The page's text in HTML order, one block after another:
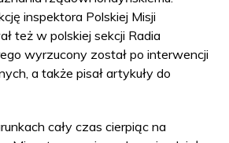
inspektora Polskiej Misji
też w polskiej sekcji Radia
wyrzucony został po interwencji
a także pisał artykuły do
cały czas cierpiąc na